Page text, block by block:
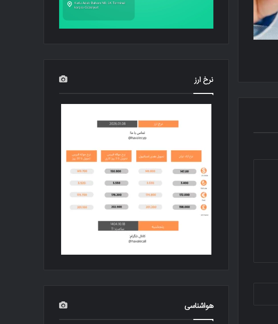
نرخ ارز
هواشناسی